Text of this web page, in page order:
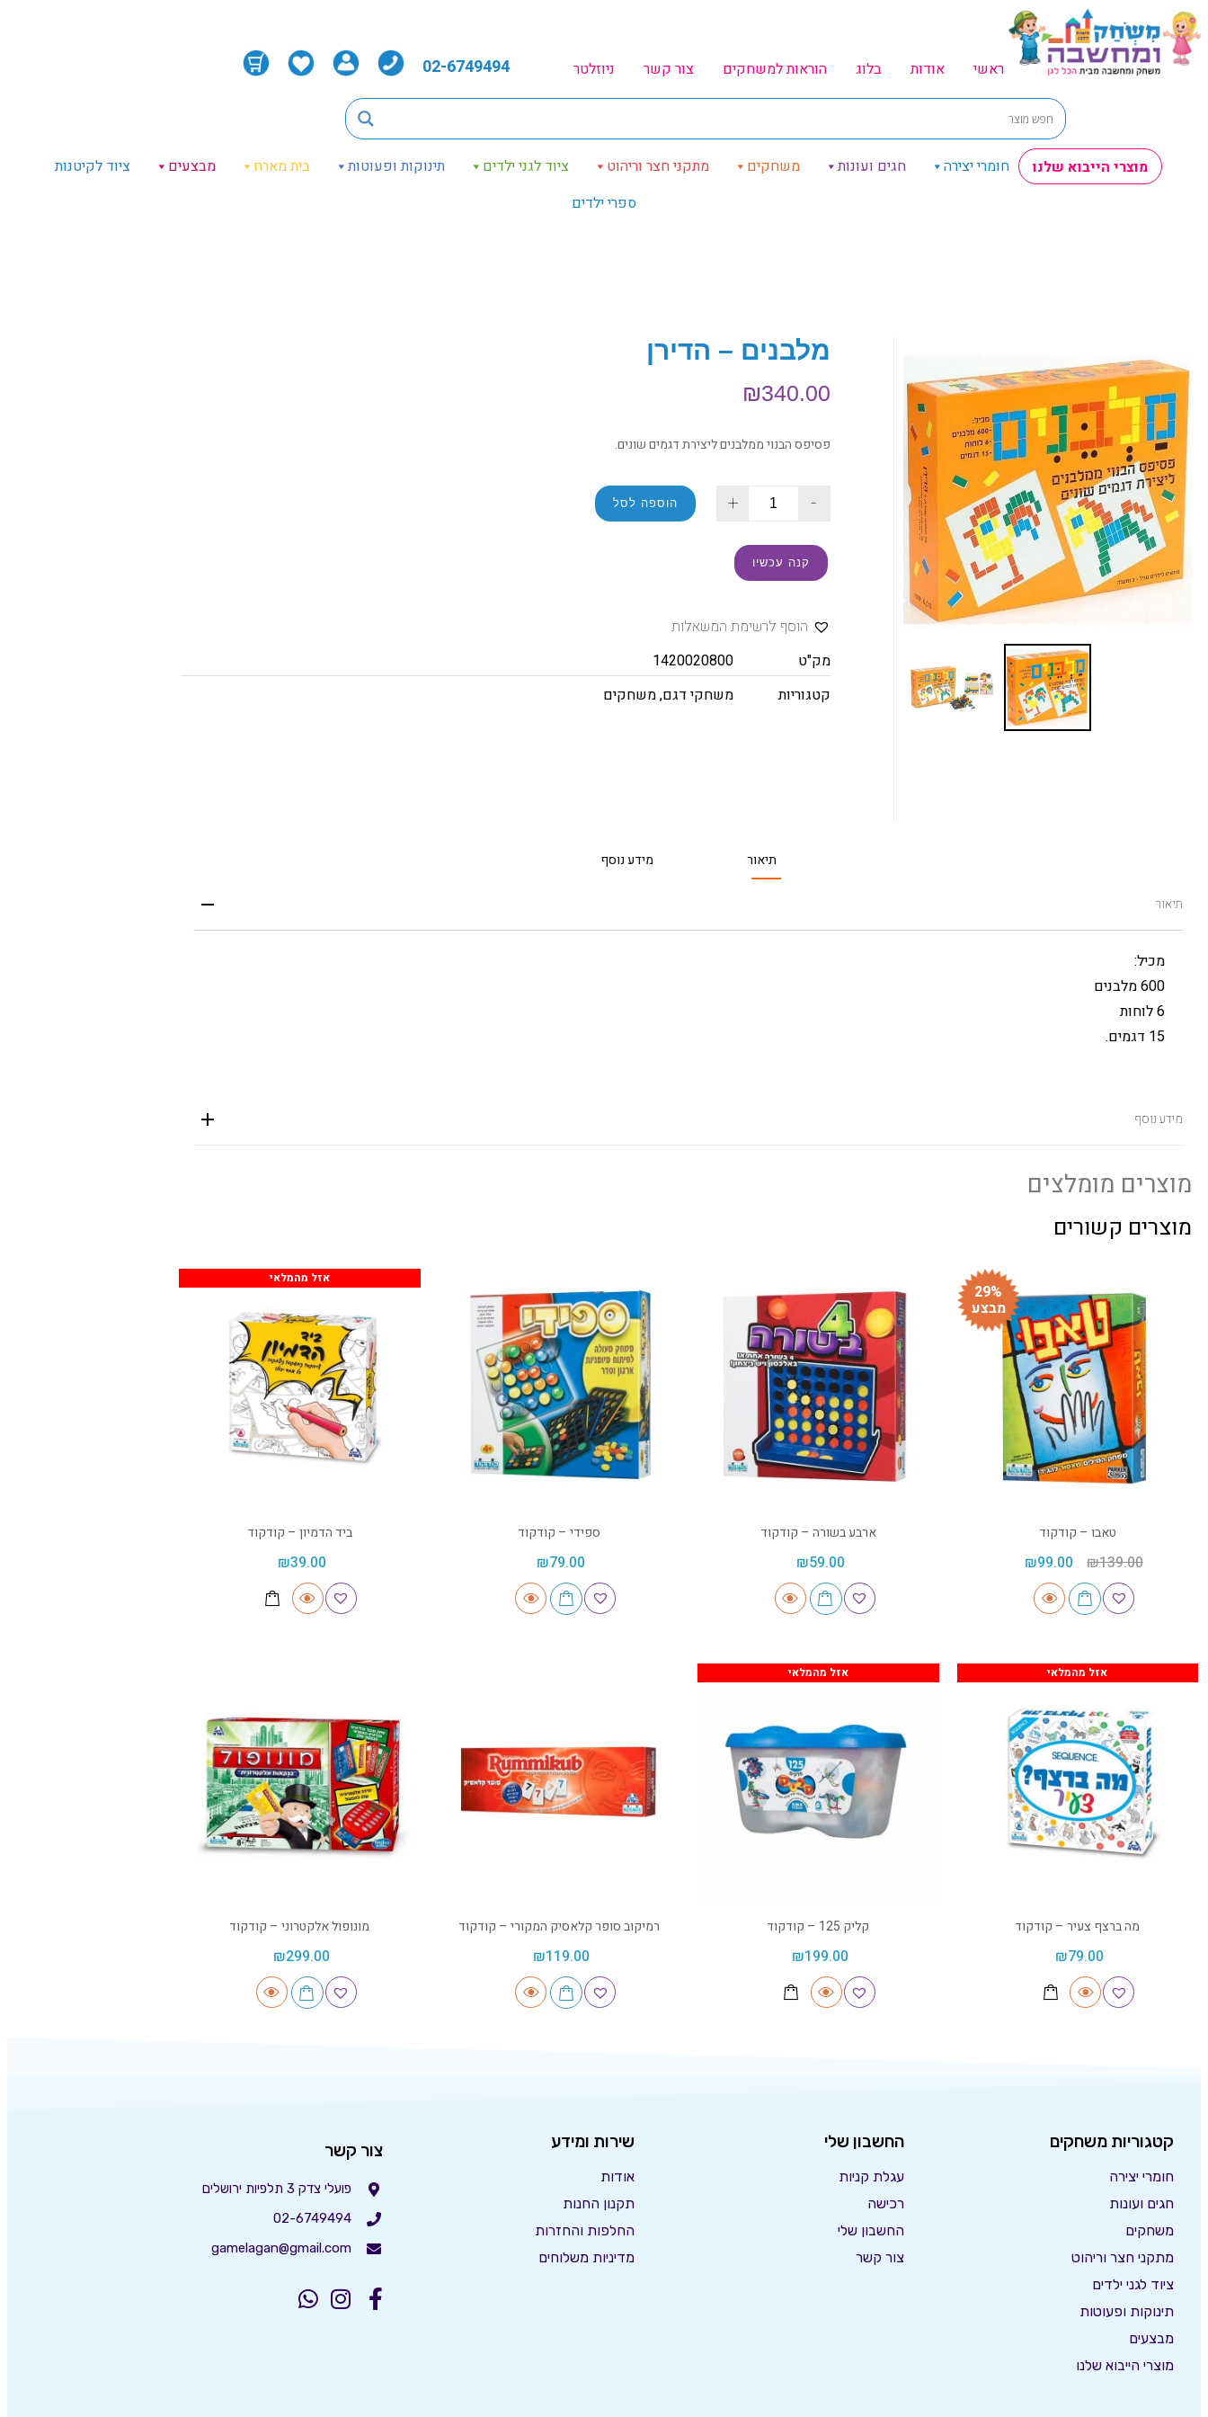
ראשי אודות בלוג הוראות למשחקים צור קשר ניוזלטר 02-6749494
מוצרי הייבוא שלנו חומרי יצירה חגים ועונות משחקים מתקני חצר וריהוט ציוד לגני ילדים תינוקות ופעוטות בית מארח מבצעים
ציוד לקיטנות
ספרי ילדים
מלבנים – הדירן
₪340.00
פסיפס הבנוי ממלבנים ליצירת דגמים שונים.
-
+ הוספה לסל
קנה עכשיו
הוסף לרשימת המשאלות
מק"ט
1420020800
קטגוריות
משחקי דגם,משחקים
תיאור מידע נוסף
תיאור
מכיל:
600 מלבנים
6 לוחות
15 דגמים.
מידע נוסף
מוצרים מומלצים
מוצרים קשורים
29%
מבצע
טאבו – קודקוד
₪139.00
₪99.00
ארבע בשורה – קודקוד
₪59.00
ספידי – קודקוד
₪79.00
אזל מהמלאי
ביד הדמיון – קודקוד
₪39.00
אזל מהמלאי
מה ברצף צעיר – קודקוד
₪79.00
אזל מהמלאי
קליק 125 – קודקוד
₪199.00
רמיקוב סופר קלאסיק המקורי – קודקוד
₪119.00
מונופול אלקטרוני – קודקוד
₪299.00
קטגוריות משחקים
חומרי יצירה
חגים ועונות
משחקים
מתקני חצר וריהוט
ציוד לגני ילדים
תינוקות ופעוטות
מבצעים
מוצרי הייבוא שלנו
החשבון שלי
עגלת קניות
רכישה
החשבון שלי
צור קשר
שירות ומידע
אודות
תקנון החנות
החלפות והחזרות
מדיניות משלוחים
צור קשר
פועלי צדק 3 תלפיות ירושלים
02-6749494
gamelagan@gmail.com